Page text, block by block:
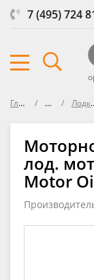
7 (495) 724
Главная Масла Лодки / Катера
лод.
Motor